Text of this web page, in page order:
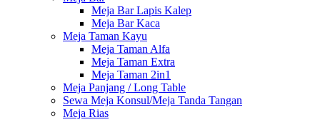
Meja Bar Lapis Kalep
Meja Bar Kaca
Meja Taman Kayu
Meja Taman Alfa
Meja Taman Extra
Meja Taman 2in1
Meja Panjang / Long Table
Sewa Meja Konsul/Meja Tanda Tangan
Meja Rias